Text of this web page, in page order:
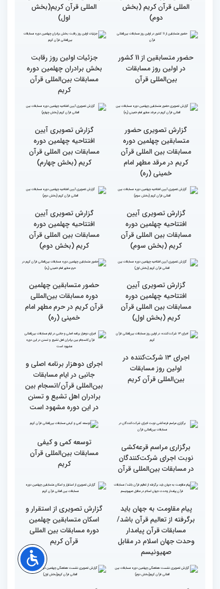
تشکیل نشست هماهنگی
هیئت داوران مسابقات
بین‌المللی قرآن در بخش
خواهران
گزارش تصویری نشست
توجیهی داوران ویژه
خواهران چهلمین دوره
مسابقات بین المللی قرآن
کریم
چهلمین دوره مسابقات بین
المللی قرآن کریم (بخش
دوم)
گزارش تصویری اولین روز
چهلمین دوره مسابقات بین
المللی قرآن کریم(بخش
اول)
حضور متسابقین از 11 کشور
در اولین روز مسابقات
بین‌المللی قرآن
جزئیات اولین روز رقابت
مسابقات بین‌المللی قرآن
کریم
گزارش تصویری حضور
متسابقین چهلمین دوره
مسابقات بین المللی قرآن
کریم در مرقد مطهر امام
خمینی (ره)
گزارش تصویری آیین
افتتاحیه چهلمین دوره
مسابقات بین المللی قرآن
کریم (بخش چهارم)
گزارش تصویری آیین
افتتاحیه چهلمین دوره
مسابقات بین المللی قرآن
کریم (بخش سوم)
گزارش تصویری آیین
افتتاحیه چهلمین دوره
مسابقات بین المللی قرآن
مسابقات بین المللی قرآن
کریم (بخش اول)
حضور متسابقین چهلمین
دوره مسابقات بین‌المللی
قرآن کریم در حرم مطهر امام
خمینی (ره)
اجرای ۱۳ شرکت‌کننده در
بین‌المللی قرآن کریم
جانبی در ایام مسابقات
بین‌المللی قرآن/انسجام بین
برادران اهل تشیع و تسنن
در این دوره مشهود است
برگزاری مراسم قرعه‌‌کشی
نوبت اجرای شرکت‌کنندگان
در مسابقات بین‌المللی قرآن
توسعه کمی و کیفی
مسابقات بین‌المللی قرآن
کریم